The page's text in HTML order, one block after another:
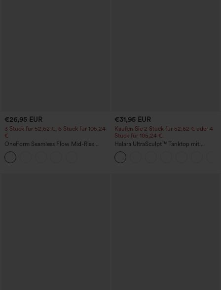
€26,95 EUR
3 Stück für 52,62 €, 6 Stück für 105,24
€
OneForm Seamless Flow Mid-Rise
Yoga-Leggings - mittelhoher Bund,
bauchformend und mit Po-Lifting-
Effekt
€31,95 EUR
Kaufen Sie 2 Stück für 52,62 € oder 4
Stück für 105,24 €.
Halara UltraSculpt™ Tanktop mit
Rundhalsausschnitt und
geschwungenem Saum